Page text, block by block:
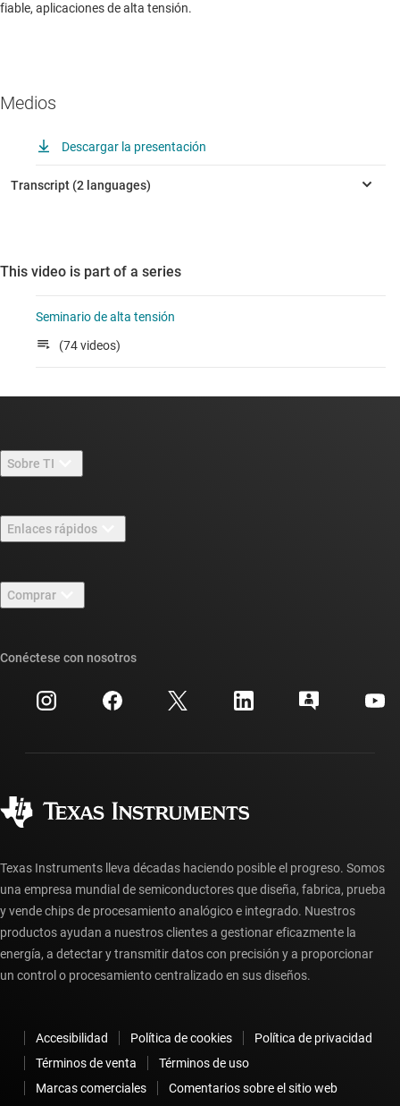
fiable, aplicaciones de alta tensión.
Medios
Descargar la presentación
This video is part of a series
Seminario de alta tensión
(74 videos)
Sobre TI
Carreras laborales
Sala de redacción
Eventos
Relaciones con los inversionistas
Enlaces rápidos
Foros de soporte de diseño de TI E2E™
Búsqueda de referencias cruzadas
Centro de atención al cliente
Preguntas frecuentes sobre la cuenta myTI
Comprar
Preguntas frecuentes sobre pedidos
Conéctese con nosotros
Texas Instruments lleva décadas haciendo posible el progreso. Somos
una empresa mundial de semiconductores que diseña, fabrica, prueba
y vende chips de procesamiento analógico e integrado. Nuestros
productos ayudan a nuestros clientes a gestionar eficazmente la
energía, a detectar y transmitir datos con precisión y a proporcionar
un control o procesamiento centralizado en sus diseños.
Accesibilidad Política de cookies
Política de privacidad
Términos de venta
Términos de uso
Marcas comerciales
Comentarios sobre el sitio web